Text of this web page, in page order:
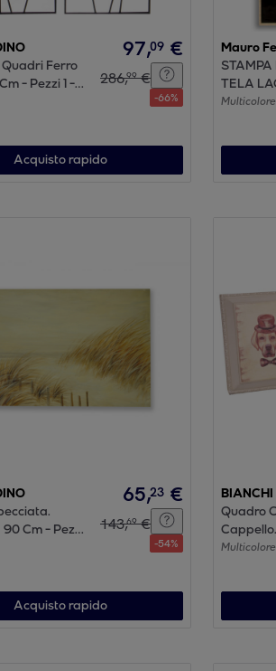
Quadri Ferro
- Pezzi 1 -
- Colore:
97,09 €
286,99 €
-66%
Acquisto rapido
Mauro
STAMPA
TELA
PERSIAN
Multicolore
Cm - Pezzi
-
65,23 €
143,69 €
-54%
Acquisto rapido
BIANCHI
Quadro
- Pezzi 1
Multicolore